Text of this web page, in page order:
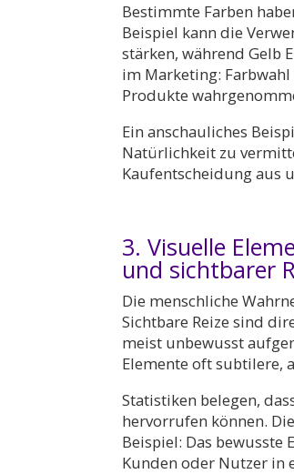
Bestimmte Farben
Beispiel kann die
stärken, während Gelb
im Marketing:
Produkte
Ein anschauliches
Natürlichkeit zu
Kaufentscheidung aus
3. Visuelle
und sichtbarer
Die menschliche
Sichtbare Reize sind
meist unbewusst
Elemente oft subtilere,
Statistiken belegen,
hervorrufen können.
Beispiel: Das
Kunden oder Nutzer in